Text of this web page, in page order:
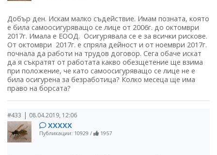
Добър ден. Искам малко съдействие. Имам позната, която
е била самоосигуряващо се лице от 2006г. до октомври
2017г. Имала е ЕООД. Осигурявала се е за всички рискове.
От октомври 2017г. е спряла дейност и от ноември 2017г.
почнала да работи на трудов договор. Сега обаче искат
да я съкратят от работата какво обезщетение ще взима
при положение, че като самоосигуряващо се лице не е
била осигурена за безработица? Колко месеца ще има
право на борсата?
#433 | 08.04.2019, 12:06
ХХХХХ
Публикации: 10929 / 1957